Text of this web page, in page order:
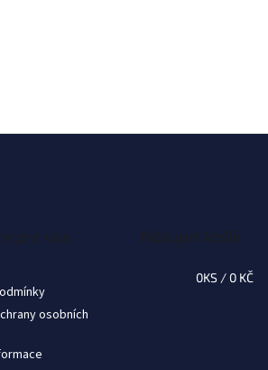
pro vás
osobních
Nákupní košík
0KS / 0 KČ